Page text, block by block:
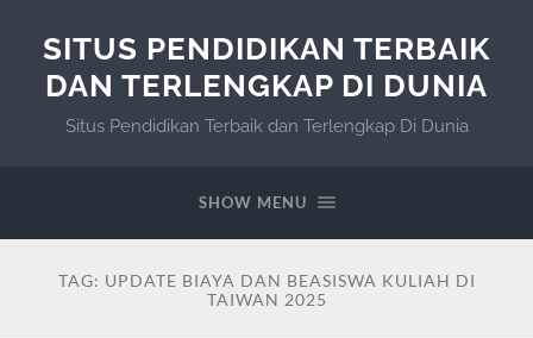
SITUS PENDIDIKAN TERBAIK
DAN TERLENGKAP DI DUNIA
Situs Pendidikan Terbaik dan Terlengkap Di Dunia
SHOW MENU
TAG: UPDATE BIAYA DAN BEASISWA KULIAH DI
TAIWAN 2025